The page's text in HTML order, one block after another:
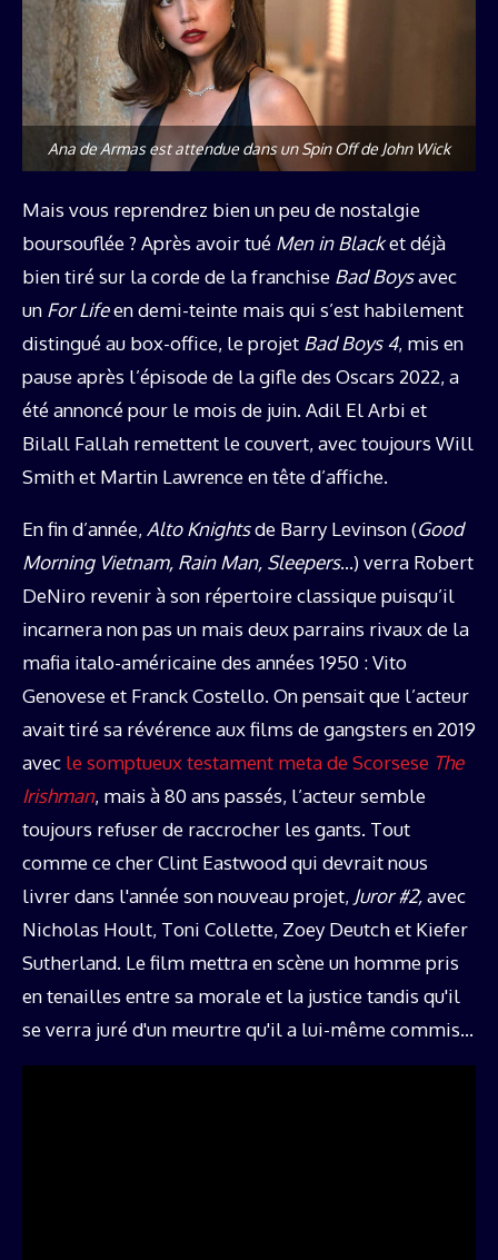
Ana de Armas est attendue dans un Spin Off de John Wick
Mais vous reprendrez bien un peu de nostalgie
boursouflée ? Après avoir tué Men in Blacket déjà
bien tiré sur la corde de la franchise Bad Boysavec
un For Lifeen demi-teinte mais qui s’est habilement
distingué au box-office, le projet Bad Boys 4, mis en
pause après l’épisode de la gifle des Oscars 2022, a
été annoncé pour le mois de juin. Adil El Arbi et
Bilall Fallah remettent le couvert, avec toujours Will
Smith et Martin Lawrence en tête d’affiche.
En fin d’année, Alto Knightsde Barry Levinson (Good
Morning Vietnam, Rain Man, Sleepers…) verra Robert
DeNiro revenir à son répertoire classique puisqu’il
incarnera non pas un mais deux parrains rivaux de la
mafia italo-américaine des années 1950 : Vito
Genovese et Franck Costello. On pensait que l’acteur
avait tiré sa révérence aux films de gangsters en 2019
avec le somptueux testament meta de Scorsese The
Irishman, mais à 80 ans passés, l’acteur semble
toujours refuser de raccrocher les gants. Tout
comme ce cher Clint Eastwood qui devrait nous
livrer dans l'année son nouveau projet, Juror #2,avec
Nicholas Hoult, Toni Collette, Zoey Deutch et Kiefer
Sutherland. Le film mettra en scène un homme pris
en tenailles entre sa morale et la justice tandis qu'il
se verra juré d'un meurtre qu'il a lui-même commis…